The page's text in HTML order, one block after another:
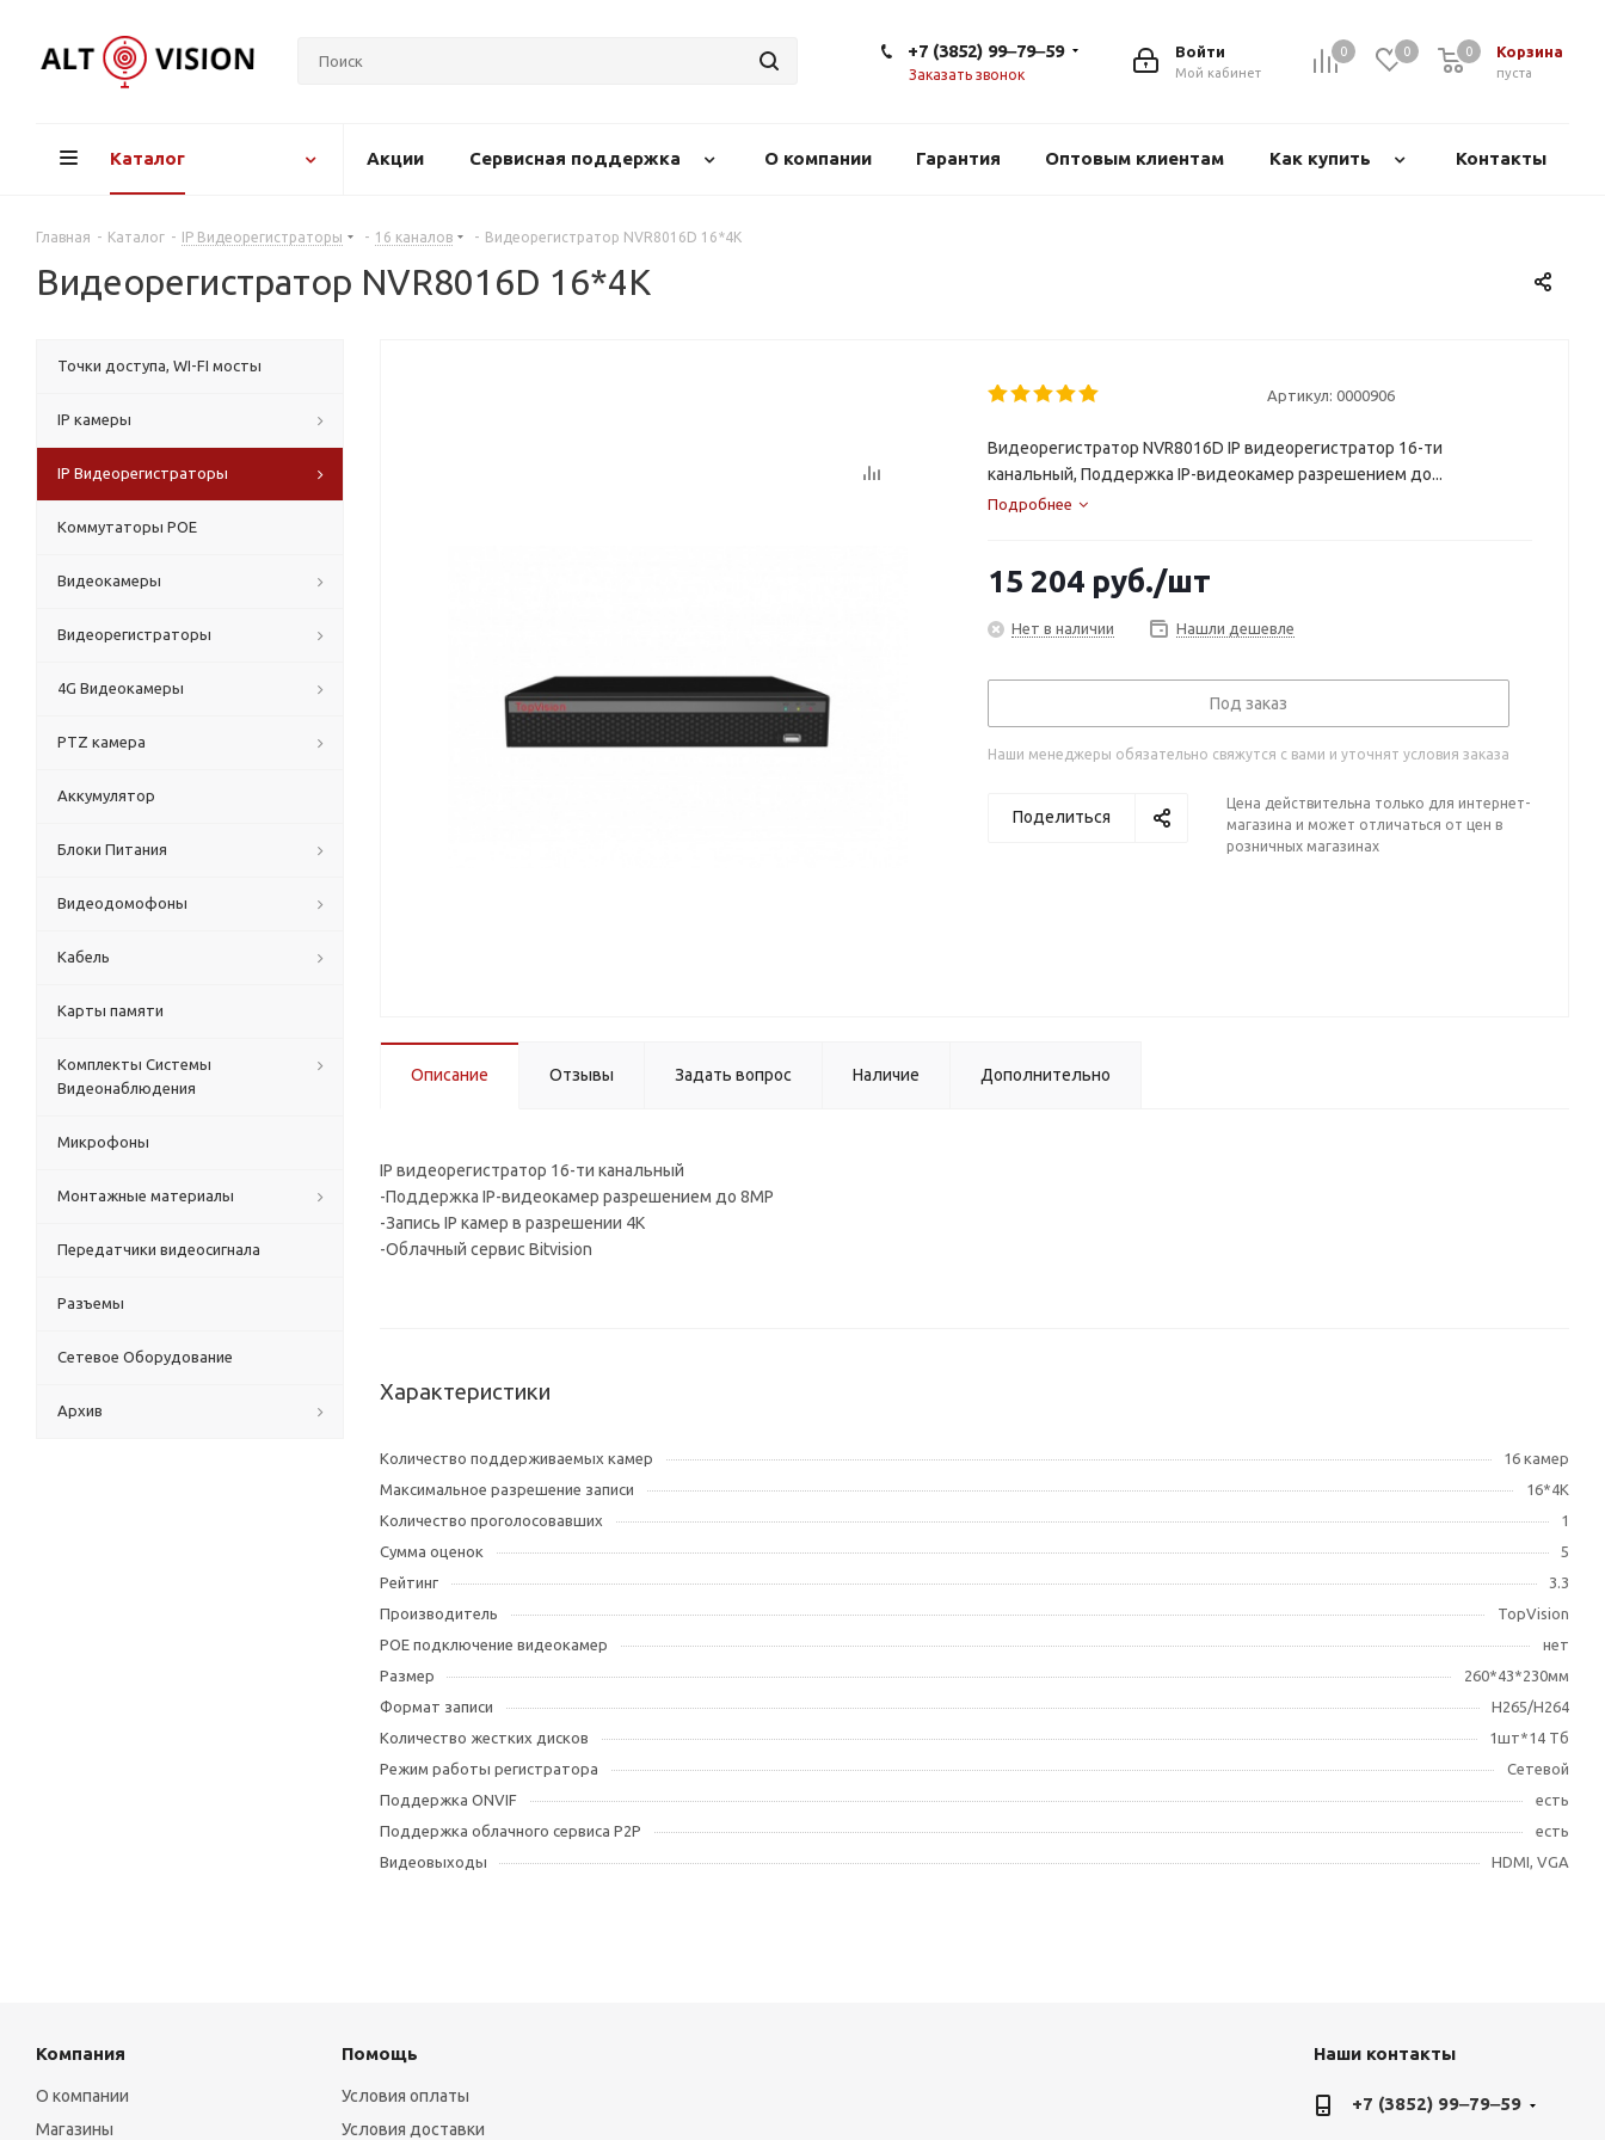
0 0 Корзина
пуста
0
Войти
Мой кабинет
+7 (3852) 99‒79‒59
Заказать звонок
Каталог Акции Сервисная поддержка О компании Гарантия Оптовым клиентам Как купить Контакты
Главная - Каталог - IP Видеорегистраторы - 16 каналов - Видеорегистратор NVR8016D 16*4K
Видеорегистратор NVR8016D 16*4K
Артикул: 0000906
Видеорегистратор NVR8016D IP видеорегистратор 16-ти
канальный, Поддержка IP-видеокамер разрешением до...
Подробнее
15 204 руб./шт
Нет в наличии Нашли дешевле
Под заказ
Наши менеджеры обязательно свяжутся с вами и уточнят условия заказа
Поделиться
Цена действительна только для интернет-
магазина и может отличаться от цен в
розничных магазинах
Описание Отзывы Задать вопрос Наличие Дополнительно
IP видеорегистратор 16-ти канальный
-Поддержка IP-видеокамер разрешением до 8МР
-Запись IP камер в разрешении 4K
-Облачный сервис Bitvision
Характеристики
Количество поддерживаемых камер
16 камер
Максимальное разрешение записи
16*4K
Количество проголосовавших
1
Сумма оценок
5
Рейтинг
3.3
Производитель
TopVision
POE подключение видеокамер
нет
Размер
260*43*230мм
Формат записи
H265/H264
Количество жестких дисков
1шт*14 Тб
Режим работы регистратора
Сетевой
Поддержка ONVIF
есть
Поддержка облачного сервиса Р2Р
есть
Видеовыходы
HDMI, VGA
Точки доступа, WI-FI мосты
IP камеры
IP Видеорегистраторы
Коммутаторы POE
Видеокамеры
Видеорегистраторы
4G Видеокамеры
PTZ камера
Аккумулятор
Блоки Питания
Видеодомофоны
Кабель
Карты памяти
Комплекты Системы
Видеонаблюдения
Микрофоны
Монтажные материалы
Передатчики видеосигнала
Разъемы
Сетевое Оборудование
Архив
Компания
О компании
Магазины
Помощь
Условия оплаты
Условия доставки
Наши контакты
+7 (3852) 99‒79‒59